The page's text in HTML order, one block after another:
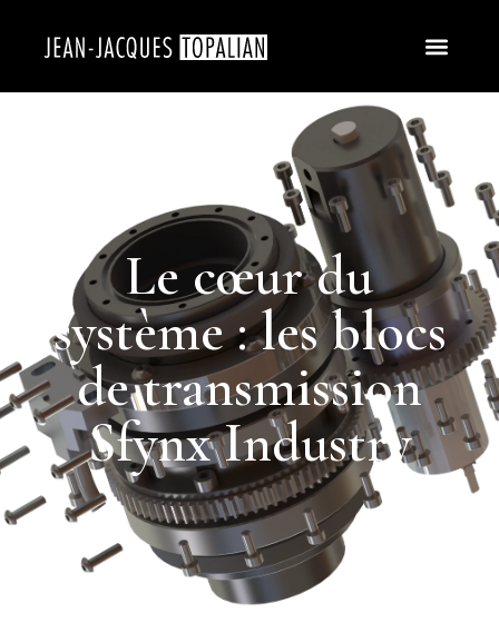
Le cœur du
système : les blocs
de transmission
Sfynx Industry